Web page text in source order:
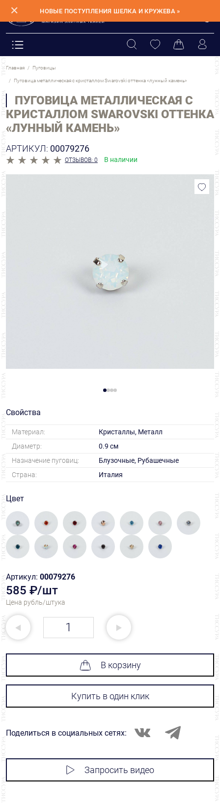
✕ НОВЫЕ ПОСТУПЛЕНИЯ ШЕЛКА И КРУЖЕВА »
Главная Пуговицы
Пуговица металлическая с кристаллом Swarovski оттенка «лунный камень»
ПУГОВИЦА МЕТАЛЛИЧЕСКАЯ С
КРИСТАЛЛОМ SWAROVSKI ОТТЕНКА
«ЛУННЫЙ КАМЕНЬ»
АРТИКУЛ: 00079276
ОТЗЫВОВ: 0 В наличии
Свойства
Материал:
Кристаллы, Металл
Диаметр:
0.9 см
Назначение пуговиц:
Блузочные, Рубашечные
Страна:
Италия
Цвет
Артикул: 00079276
585 ₽/шт
Цена рубль/штука
В корзину
Купить в один клик
Поделиться в социальных сетях:
Запросить видео